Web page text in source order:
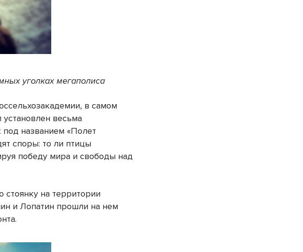
уголках мегаполиса
в самом
весьма
названием «Полет
споры: то ли птицы
победу мира и свободы над
стоянку на территории
и Лопатин прошли на нем